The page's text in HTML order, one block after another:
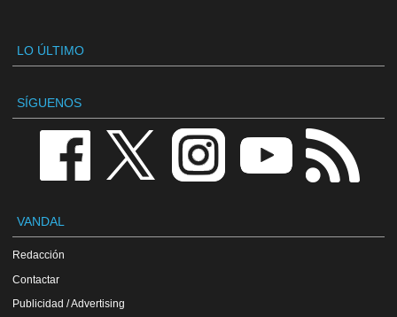
LO ÚLTIMO
SÍGUENOS
VANDAL
Redacción
Contactar
Publicidad / Advertising